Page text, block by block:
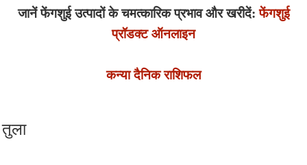
जानें फेंगशुई उत्पादों के चमत्कारिक प्रभाव और खरीदें:फेंगशुई
प्रॉडक्ट ऑनलाइन
कन्या दैनिक राशिफल
तुला